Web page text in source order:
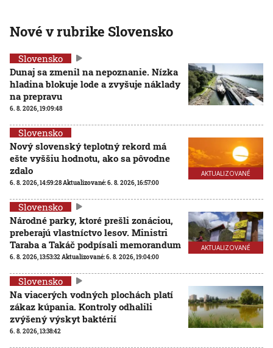
Nové v rubrike Slovensko
Slovensko
Dunaj sa zmenil na nepoznanie. Nízka
hladina blokuje lode a zvyšuje náklady
na prepravu
6. 8. 2026, 19:09:48
AKTUALIZOVANÉ
Slovensko
Nový slovenský teplotný rekord má
ešte vyššiu hodnotu, ako sa pôvodne
zdalo
6. 8. 2026, 14:59:28Aktualizované:6. 8. 2026, 16:57:00
AKTUALIZOVANÉ
Slovensko
Národné parky, ktoré prešli zonáciou,
preberajú vlastníctvo lesov. Ministri
Taraba a Takáč podpísali memorandum
6. 8. 2026, 13:53:32Aktualizované:6. 8. 2026, 19:04:00
Slovensko
Na viacerých vodných plochách platí
zákaz kúpania. Kontroly odhalili
zvýšený výskyt baktérií
6. 8. 2026, 13:38:42